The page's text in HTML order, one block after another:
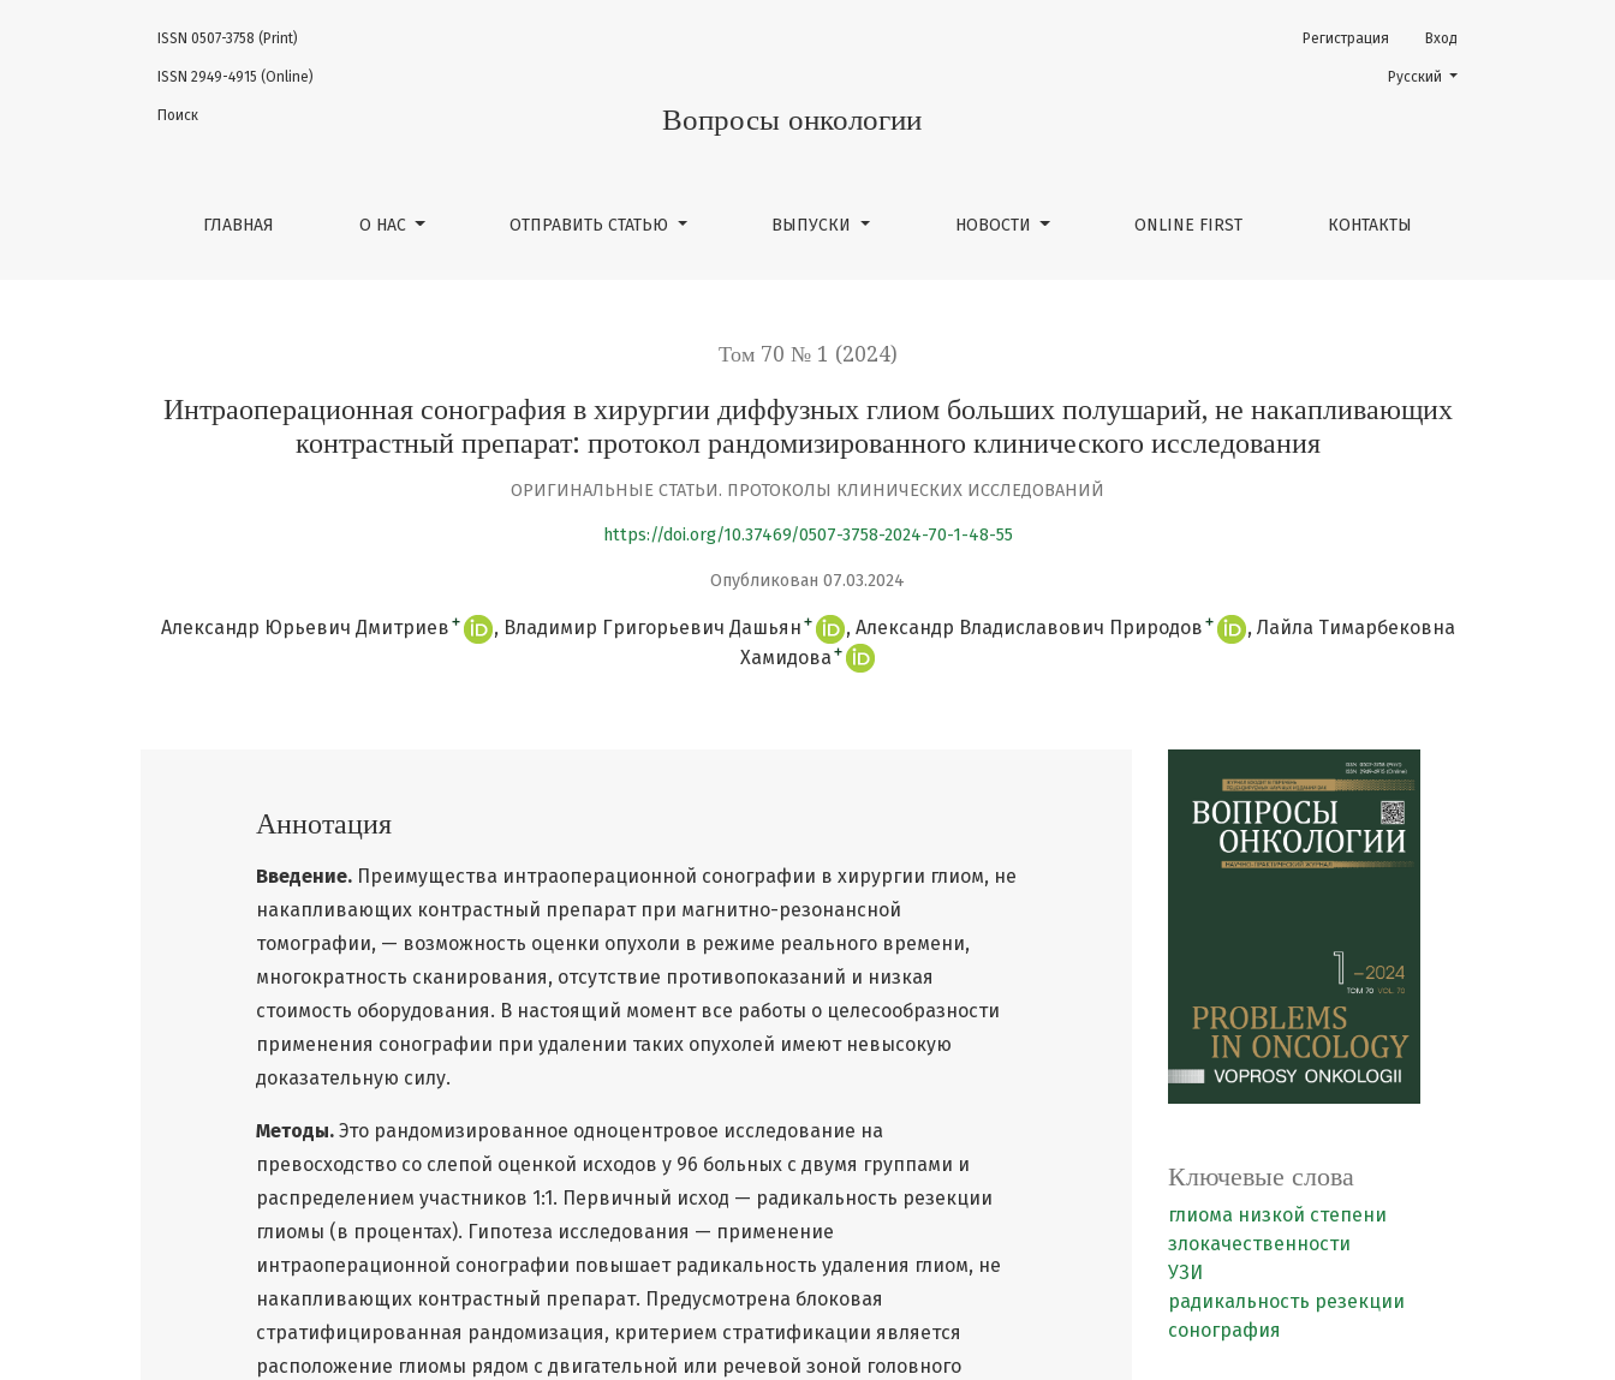
Интраоперационная сонография в хирургии диффузных глиом больших полушарий, не накапливающих контрастный препарат: протокол
Вопросы онкологии
ГЛАВНАЯ О НАС ОТПРАВИТЬ СТАТЬЮ ВЫПУСКИ НОВОСТИ ONLINE FIRST КОНТАКТЫ
Регистрация Вход
ISSN 0507-3758 (Print)
ISSN 2949-4915 (Online)
Поиск
Change the language. The
Русский
Том 70 № 1 (2024)
Интраоперационная сонография в хирургии диффузных глиом больших полушарий, не накапливающих
контрастный препарат: протокол рандомизированного клинического исследования
ОРИГИНАЛЬНЫЕ СТАТЬИ. ПРОТОКОЛЫ КЛИНИЧЕСКИХ ИССЛЕДОВАНИЙ
https://doi.org/10.37469/0507-3758-2024-70-1-48-55
Опубликован 07.03.2024
Александр Юрьевич Дмитриев + Владимир Григорьевич Дашьян + Александр Владиславович Природов +
Лайла Тимарбековна
Хамидова +
Ключевые слова
глиома низкой степени
злокачественности
УЗИ
радикальность резекции
сонография
Аннотация
Введение. Преимущества интраоперационной сонографии в хирургии глиом, не
накапливающих контрастный препарат при магнитно-резонансной
томографии, — возможность оценки опухоли в режиме реального времени,
многократность сканирования, отсутствие противопоказаний и низкая
стоимость оборудования. В настоящий момент все работы о целесообразности
применения сонографии при удалении таких опухолей имеют невысокую
доказательную силу.
Методы. Это рандомизированное одноцентровое исследование на
превосходство со слепой оценкой исходов у 96 больных с двумя группами и
распределением участников 1:1. Первичный исход — радикальность резекции
глиомы (в процентах). Гипотеза исследования — применение
интраоперационной сонографии повышает радикальность удаления глиом, не
накапливающих контрастный препарат. Предусмотрена блоковая
стратифицированная рандомизация, критерием стратификации является
расположение глиомы рядом с двигательной или речевой зоной головного